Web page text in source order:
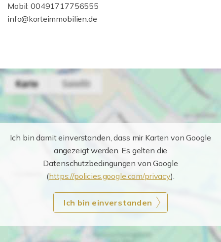
Mobil: 00491717756555
info@korteimmobilien.de
Ich bin damit einverstanden, dass mir Karten von Google
angezeigt werden. Es gelten die
Datenschutzbedingungen von Google
(https://policies.google.com/privacy).
Ich bin einverstanden